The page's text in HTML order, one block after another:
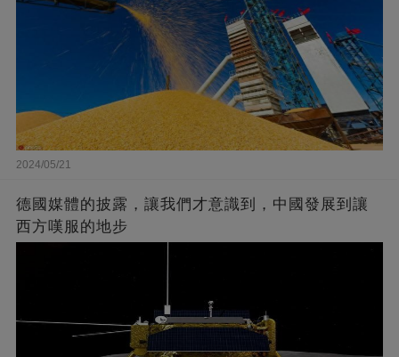
2024/05/21
德國媒體的披露，讓我們才意識到，中國發展到讓
西方嘆服的地步